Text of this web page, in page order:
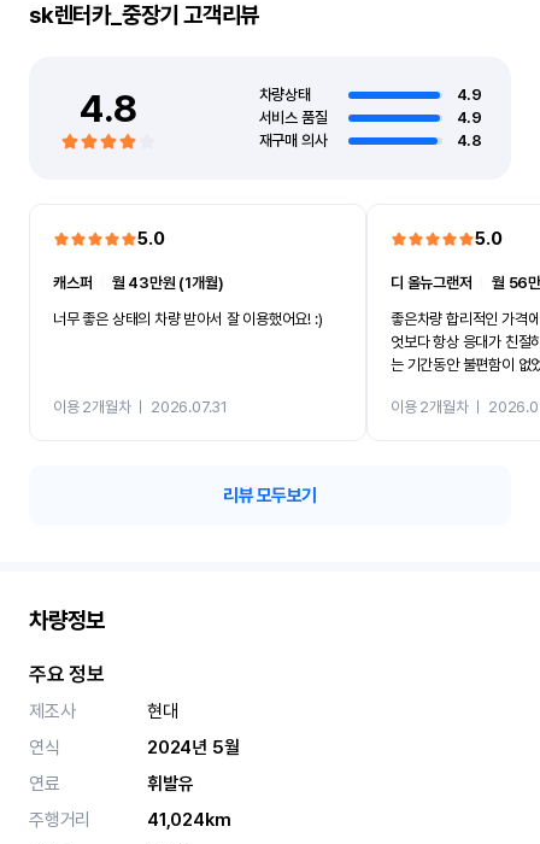
sk렌터카_중장기 고객리뷰
4.8 차량상태
4.9
서비스 품질
4.9
재구매 의사
4.8
5.0
캐스퍼
월 43만원 (1개월)
너무 좋은 상태의 차량 받아서 잘 이용했어요! :)
이용 2개월차ㅣ 2026.07.31
5.0
디 올뉴그랜저 ㅣ월 56
좋은차량 합리적인 가격
엇보다 항상 응대가 친절
는 기간동안 불편함이 없
카 렌트 고민없이 강추합
이용 2개월차ㅣ
리뷰 모두보기
차량정보
주요 정보
제조사
현대
연식
2024년 5월
연료
휘발유
주행거리
41,024km